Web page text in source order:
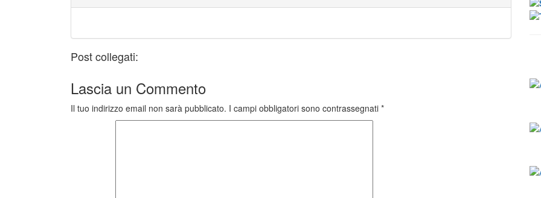
Post collegati:
Lascia un Commento
Il tuo indirizzo email non sarà pubblicato. I campi obbligatori sono contrassegnati *